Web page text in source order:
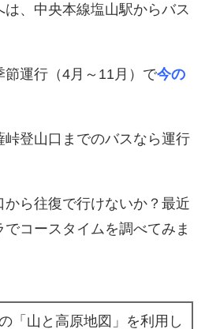
、中央本線塩山駅からバス
運行（4月～11月）で今の
峠登山口までのバスなら運行
から往復で行けないか？最近
コースタイムを調べてみま
「山と高原地図」を利用し